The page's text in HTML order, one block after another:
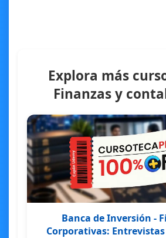
Explora más
Finanzas y
Banca de Inversión -
Corporativas: